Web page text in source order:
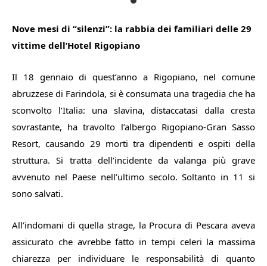
Nove mesi di “silenzi”: la rabbia dei familiari delle 29
vittime dell’Hotel Rigopiano
Il 18 gennaio di quest’anno a Rigopiano, nel comune
abruzzese di Farindola, si è consumata una tragedia che ha
sconvolto l’Italia: una slavina, distaccatasi dalla cresta
sovrastante, ha travolto l’albergo Rigopiano-Gran Sasso
Resort, causando 29 morti tra dipendenti e ospiti della
struttura. Si tratta dell’incidente da valanga più grave
avvenuto nel Paese nell’ultimo secolo. Soltanto in 11 si
sono salvati.
All’indomani di quella strage, la Procura di Pescara aveva
assicurato che avrebbe fatto in tempi celeri la massima
chiarezza per individuare le responsabilità di quanto